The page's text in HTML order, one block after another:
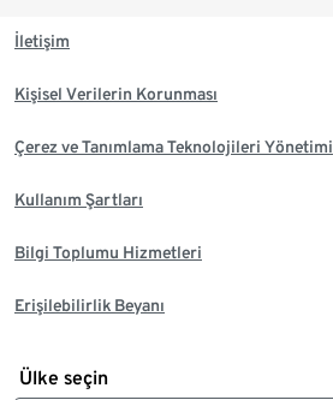
İletişim
Kişisel Verilerin Korunması
Çerez ve Tanımlama Teknolojileri Yönetimi
Kullanım Şartları
Bilgi Toplumu Hizmetleri
Erişilebilirlik Beyanı
Ülke seçin